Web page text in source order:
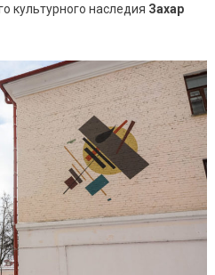
культурного наследия Захар